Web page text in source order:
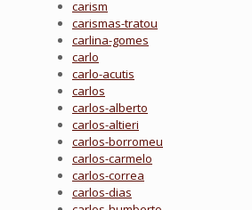
carism
carismas-tratou
carlina-gomes
carlo
carlo-acutis
carlos
carlos-alberto
carlos-altieri
carlos-borromeu
carlos-carmelo
carlos-correa
carlos-dias